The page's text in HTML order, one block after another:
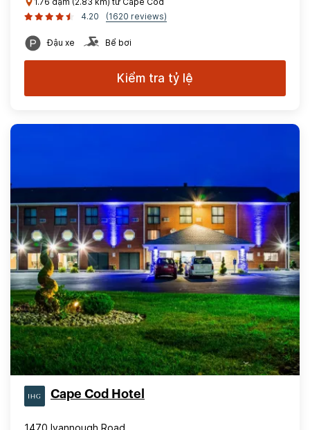
4.20
(1620 reviews)
Đậu xe Bể bơi
Kiểm tra tỷ lệ
Cape Cod Hotel
1470 Iyannough Road